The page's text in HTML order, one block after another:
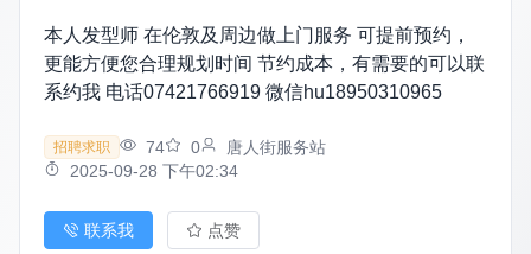
本人发型师 在伦敦及周边做上门服务 可提前预约，
更能方便您合理规划时间 节约成本，有需要的可以联
系约我 电话07421766919 微信hu18950310965
招聘求职 74 0
唐人街服务站
2025-09-28 下午02:34
联系我 点赞